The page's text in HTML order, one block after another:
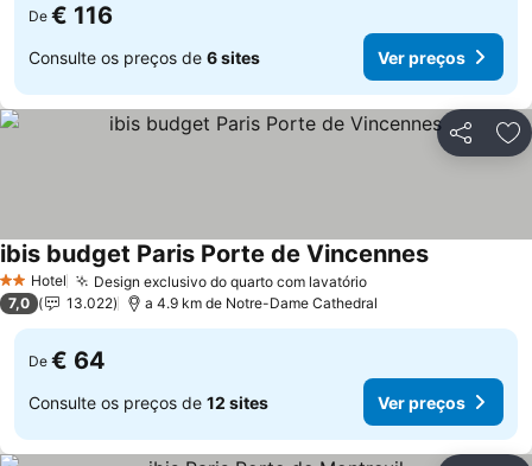
De € 116
Consulte os preços de 6 sites Ver preços
Partilhar
2 Estrelas
Hotel Design exclusivo do quarto com lavatório
ibis budget Paris Porte de Vincennes
7,0 13.022 a 4.9 km de Notre-Dame Cathedral
De € 64
Consulte os preços de 12 sites Ver preços